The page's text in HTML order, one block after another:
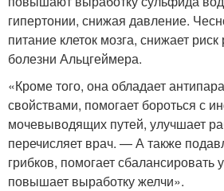
гипертонии, снижая давление.
питание клеток мозга, снижает
болезни Альцгеймера.
«Кроме того, она обладает
свойствами, помогает бороться с
мочевыводящих путей, улучшает
перечисляет врач. — А также
грибков, помогает сбалансировать
повышает выработку желчи».